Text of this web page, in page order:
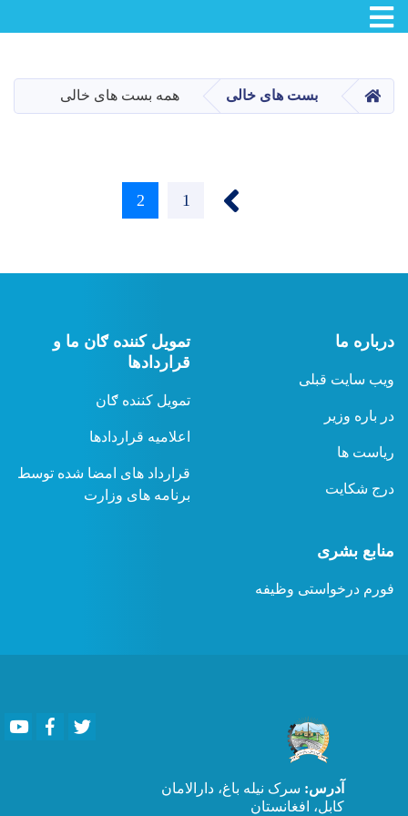
content
Toggle navigation
صفحه اصلیبست های خالی همه بست های خالی
Page
1
Current
2
درباره ما
ویب سایت قبلی
در باره وزیر
ریاست ها
درج شکایت
تمویل کننده ګان ما و
قراردادها
تمویل کننده ګان
اعلامیه قراردادها
قرارداد های امضا شده توسط
برنامه های وزارت
منابع بشری
فورم درخواستی وظیفه
YoutubeFacebook
آدرس: سرک نیله باغ، دارالامان
کابل، افغانستان